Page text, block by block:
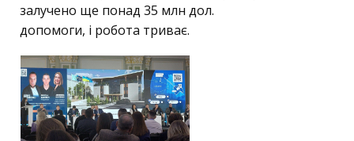
залучено ще понад 35 млн дол.
допомоги, і робота триває.